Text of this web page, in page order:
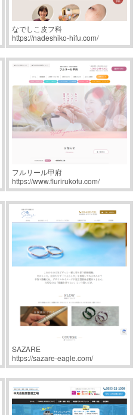
なでしこ皮フ科
https://nadeshiko-hifu.com/
フルリール甲府
https://www.flurirukofu.com/
SAZARE
https://sazare-eagle.com/